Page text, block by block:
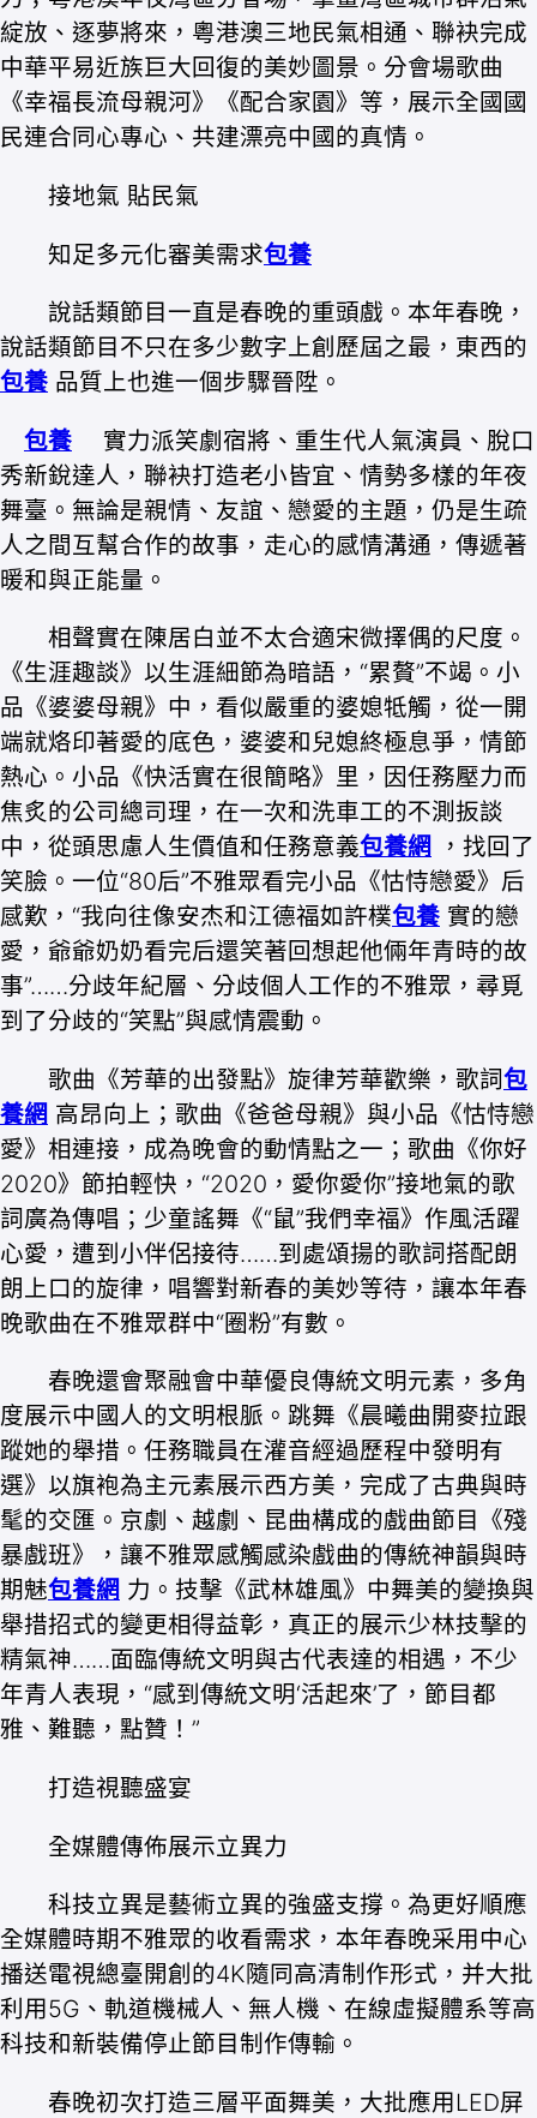
綻放、逐夢將來，粵港澳三地民氣相通、聯袂完成
中華平易近族巨大回復的美妙圖景。分會場歌曲
《幸福長流母親河》《配合家園》等，展示全國國
民連合同心專心、共建漂亮中國的真情。
接地氣 貼民氣
知足多元化審美需求包養
說話類節目一直是春晚的重頭戲。本年春晚，
說話類節目不只在多少數字上創歷屆之最，東西的
包養 品質上也進一個步驟晉陞。
包養 實力派笑劇宿將、重生代人氣演員、脫口
秀新銳達人，聯袂打造老小皆宜、情勢多樣的年夜
舞臺。無論是親情、友誼、戀愛的主題，仍是生疏
人之間互幫合作的故事，走心的感情溝通，傳遞著
暖和與正能量。
相聲實在陳居白並不太合適宋微擇偶的尺度。
《生涯趣談》以生涯細節為暗語，“累贅”不竭。小
品《婆婆母親》中，看似嚴重的婆媳牴觸，從一開
端就烙印著愛的底色，婆婆和兒媳終極息爭，情節
熱心。小品《快活實在很簡略》里，因任務壓力而
焦炙的公司總司理，在一次和洗車工的不測扳談
中，從頭思慮人生價值和任務意義包養網
，找回了
笑臉。一位“80后”不雅眾看完小品《怙恃戀愛》后
感歎，“我向往像安杰和江德福如許樸包養 實的戀
愛，爺爺奶奶看完后還笑著回想起他倆年青時的故
事”……分歧年紀層、分歧個人工作的不雅眾，尋覓
到了分歧的“笑點”與感情震動。
歌曲《芳華的出發點》旋律芳華歡樂，歌詞包
養網 高昂向上；歌曲《爸爸母親》與小品《怙恃戀
愛》相連接，成為晚會的動情點之一；歌曲《你好
2020》節拍輕快，“2020，愛你愛你”接地氣的歌
詞廣為傳唱；少童謠舞《“鼠”我們幸福》作風活躍
心愛，遭到小伴侶接待……到處頌揚的歌詞搭配朗
朗上口的旋律，唱響對新春的美妙等待，讓本年春
晚歌曲在不雅眾群中“圈粉”有數。
春晚還會聚融會中華優良傳統文明元素，多角
度展示中國人的文明根脈。跳舞《晨曦曲開麥拉跟
蹤她的舉措。任務職員在灌音經過歷程中發明有
選》以旗袍為主元素展示西方美，完成了古典與時
髦的交匯。京劇、越劇、昆曲構成的戲曲節目《殘
暴戲班》，讓不雅眾感觸感染戲曲的傳統神韻與時
期魅包養網 力。技擊《武林雄風》中舞美的變換與
舉措招式的變更相得益彰，真正的展示少林技擊的
精氣神……面臨傳統文明與古代表達的相遇，不少
年青人表現，“感到傳統文明‘活起來’了，節目都
雅、難聽，點贊！”
打造視聽盛宴
全媒體傳佈展示立異力
科技立異是藝術立異的強盛支撐。為更好順應
全媒體時期不雅眾的收看需求，本年春晚采用中心
播送電視總臺開創的4K隨同高清制作形式，并大批
利用5G、軌道機械人、無人機、在線虛擬體系等高
科技和新裝備停止節目制作傳輸。
春晚初次打造三層平面舞美，大批應用LED屏